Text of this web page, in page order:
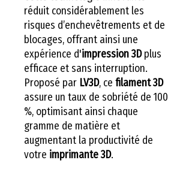
réduit considérablement les
risques d’enchevêtrements et de
blocages, offrant ainsi une
expérience d'impression 3Dplus
efficace et sans interruption.
Proposé par LV3D, ce filament 3D
assure un taux de sobriété de 100
%, optimisant ainsi chaque
gramme de matière et
augmentant la productivité de
votre imprimante 3D.